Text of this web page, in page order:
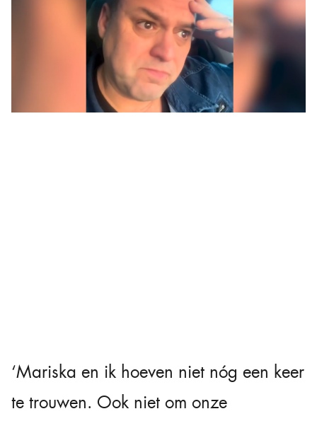
‘Mariska en ik hoeven niet nóg een keer
te trouwen. Ook niet om onze